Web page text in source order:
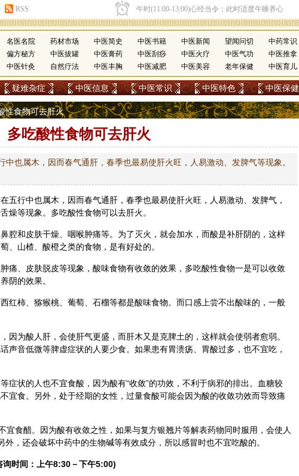
名医名院 药材市场 中医简史 中医书籍 中医新闻 望闻问切 中药常识
偏方秘方
中医拔罐 中医膏药 中医刮痧 中医火疗 中医气功 中医推拿
中医针灸
自然疗法 中医丰胸 中医减肥 中医美容 老年保健 中医育儿
疑难杂症 中医信息 中医常识 中医特色 中医保健
性食物可去肝火
多吃酸性食物可去肝火
也属木，因而春气通肝，春季也最易使肝火旺，人易激动、发脾气等现象。
五行中也属木，因而春气通肝，春季也最易使肝火旺，人易激动、发脾气，
燥等现象。多吃酸性食物可以去肝火。
腔和皮肤干燥、咽喉肿痛等。为了灭火，就会加水，而酸是补肝阴的，这样
、 山楂 、酸橙之类的食物，是有好处的。
痛、皮肤脱皮等现象，酸味食物有收敛的效果，多吃酸性食物一是可以收敛
阴的效果。
红柿、 猕猴桃 、葡萄、石榴等都是酸味食物。而口感上尝不出酸味的，一般
因为酸人肝，会使肝气更盛，而肝木又是克脾土的，这样就会使弱者愈弱。
声音低微等脾虚症状的人要少食。如果患有胃溃疡、胃酸过多，也不宜吃，
症状的人也不宜食酸，因为酸有“收敛”的功效，不利于病邪的排出。血糖较
宜食。另外，处于经期的女性，过量食酸可能会因为酸的收敛功效而导致痛
宜食醋。因为酸有收敛之性，如果与复方银翘片等解表药物同时服用，会使人
，还会破坏中药中的生物碱等有效成分，所以感冒时也不宜吃酸的。
时间：上午8:30－下午5:00)